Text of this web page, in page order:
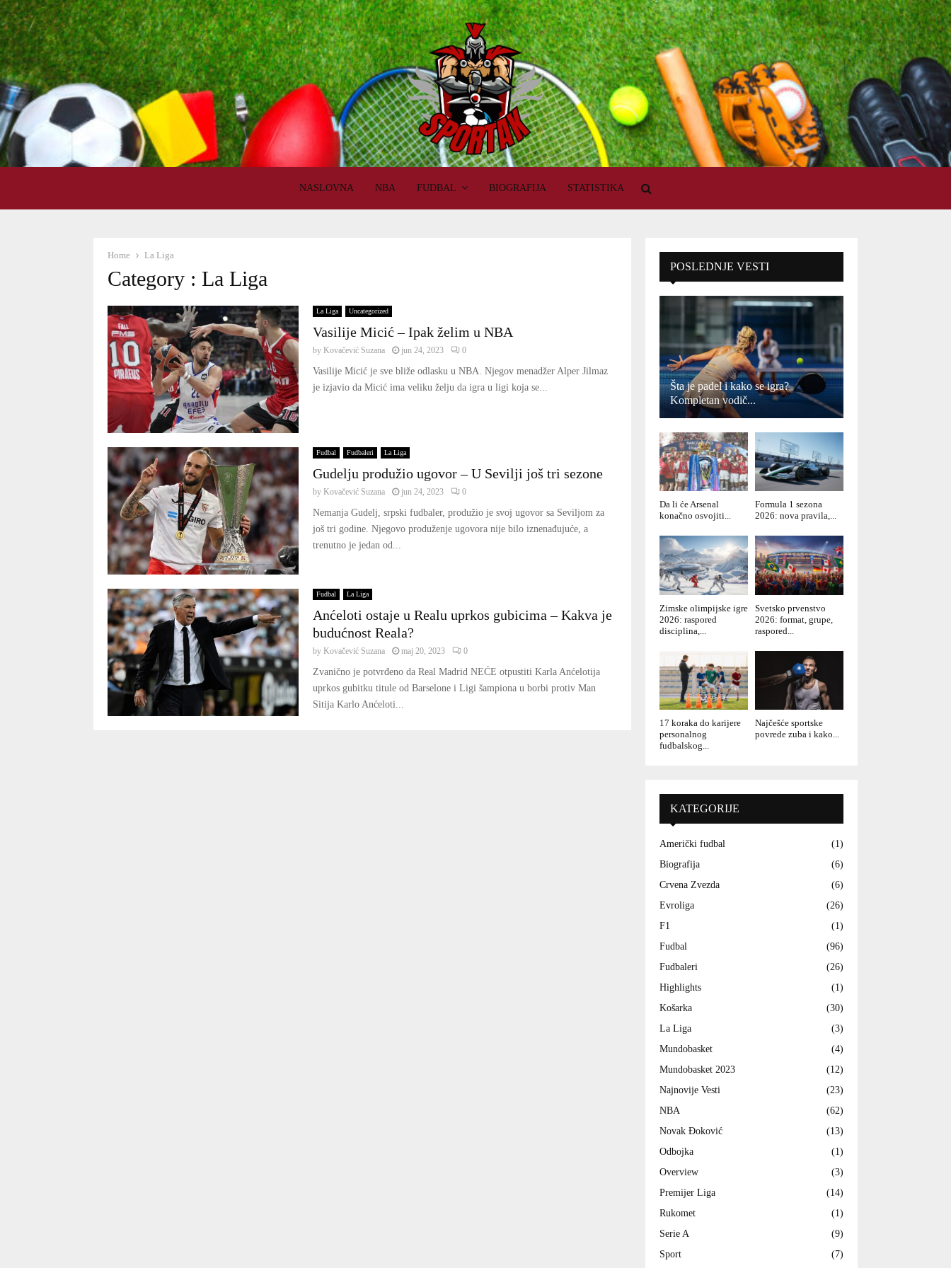
NASLOVNA NBA FUDBAL BIOGRAFIJA STATISTIKA
Home La Liga
Category : La Liga
La Liga Uncategorized
Vasilije Micić – Ipak želim u NBA
by Kovačević Suzana jun 24, 2023 0
Vasilije Micić je sve bliže odlasku u NBA. Njegov menadžer Alper Jilmaz
je izjavio da Micić ima veliku želju da igra u ligi koja se...
Fudbal Fudbaleri La Liga
Gudelju produžio ugovor – U Sevilji još tri sezone
by Kovačević Suzana jun 24, 2023 0
Nemanja Gudelj, srpski fudbaler, produžio je svoj ugovor sa Seviljom za
još tri godine. Njegovo produženje ugovora nije bilo iznenađujuće, a
trenutno je jedan od...
Fudbal La Liga
Anćeloti ostaje u Realu uprkos gubicima – Kakva je
budućnost Reala?
by Kovačević Suzana maj 20, 2023 0
Zvanično je potvrđeno da Real Madrid NEĆE otpustiti Karla Anćelotija
uprkos gubitku titule od Barselone i Ligi šampiona u borbi protiv Man
Sitija Karlo Anćeloti...
POSLEDNJE VESTI
Šta je padel i kako se igra?
Kompletan vodič...
Da li će Arsenal
konačno osvojiti...
Formula 1 sezona
2026: nova pravila,...
Zimske olimpijske igre
2026: raspored
disciplina,...
Svetsko prvenstvo
2026: format, grupe,
raspored...
17 koraka do karijere
personalnog
fudbalskog...
Najčešće sportske
povrede zuba i kako...
KATEGORIJE
Američki fudbal
(1)
Biografija
(6)
Crvena Zvezda
(6)
Evroliga
(26)
F1
(1)
Fudbal
(96)
Fudbaleri
(26)
Highlights
(1)
Košarka
(30)
La Liga
(3)
Mundobasket
(4)
Mundobasket 2023
(12)
Najnovije Vesti
(23)
NBA
(62)
Novak Đoković
(13)
Odbojka
(1)
Overview
(3)
Premijer Liga
(14)
Rukomet
(1)
Serie A
(9)
Sport
(7)